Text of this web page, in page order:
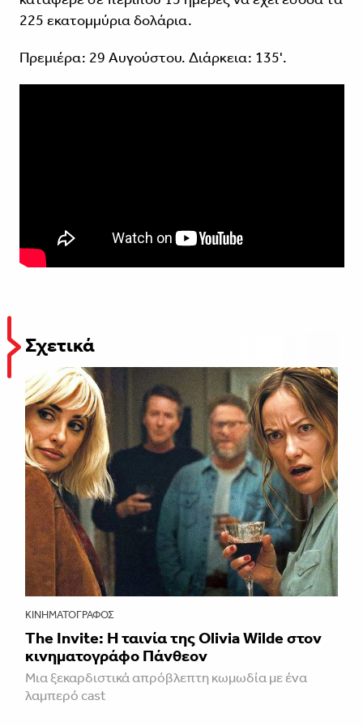
225 εκατομμύρια δολάρια.
Πρεμιέρα: 29 Αυγούστου. Διάρκεια: 135'.
Σχετικά
ΚΙΝΗΜΑΤΟΓΡΆΦΟΣ
The Invite: Η ταινία της Olivia Wilde στον
κινηματογράφο Πάνθεον
Μια ξεκαρδιστικά απρόβλεπτη κωμωδία με ένα
λαμπερό cast